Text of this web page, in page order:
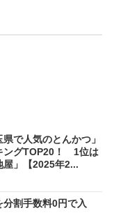
県で人気のとんかつ」
ングTOP20！ 1位は
屋」【2025年2...
割手数料0円で入